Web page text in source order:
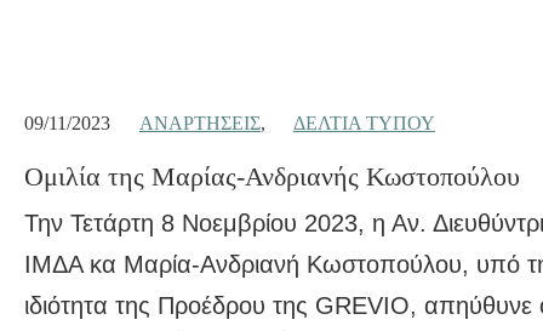
09/11/2023 ΑΝΑΡΤΉΣΕΙΣ, ΔΕΛΤΊΑ ΤΎΠΟΥ
Ομιλία της Μαρίας-Ανδριανής Κωστοπούλου
Την Τετάρτη 8 Νοεμβρίου 2023, η Αν.
ΙΜΔΑ κα Μαρία-Ανδριανή Κωστοπούλου, υπό
ιδιότητα της Προέδρου της GREVIO, απηύθυνε